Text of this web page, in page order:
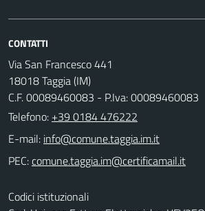
CONTATTI
Via San Francesco 441
18018 Taggia (IM)
C.F. 00089460083 - P.Iva: 00089460083
Telefono: +39 0184 476222
E-mail:
PEC:
Codici istituzionali